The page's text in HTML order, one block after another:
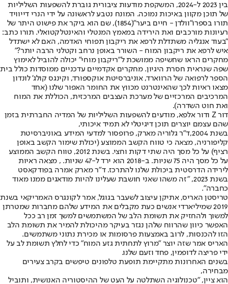
בין 2023 ל-2024, המשקפת מודעות ציבורית גוברת להשפעות השליליות
של תוכן מקוון באיכות נמוכה. המונח נטבע לראשונה על ידי הנרי דייוויד
תורו בספרו"וולדן - חיים ביער"
(1854), שם הוא ביקר את פישוט היתר של
רעיונות מורכבים ואת הירידה במאמץ המנטלי והאינטלקטואלי. תורו כתב:
"בעוד אנגליה משתדלת לרפא את ריקבון תפוחי האדמה, האם לא ישתדל
איש לרפא את ריקבון המוח - השורר באופן נרחב וקטלני הרבה יותר?"
מחקרים הראו שחשיפה ממושכת ל"ריקבון מוחי" יכולה להוביל לאימוץ
שפה שנראית חסרת היגיון. מחקרים אקדמיים עדכניים ממוסדות כולל בית
הספר לרפואה של הרווארד, אוניברסיטת אוקספורד, וקינגס קולג' לונדון
מצאו ראיות לכך שהאינטרנט מכווץ את החומר האפור שלנו (אחד
המרכיבים המרכזיים של מערכת העצבים המרכזית, הכוללת את המוח
ואת חוט השדרה).
דור Z ודור אלפא, מודעים להשפעות השליליות של המדיה החברתית בזמן
שהם עצמם יוצרים תוכן דיגיטלי לא תמיד איכותי,
בשנת 2004,
ד"ר גלוריה מארק, פרופסור למדעי המידע באוניברסיטת
קליפורניה, מצאה כי טווח הקשב הממוצע (יכולת שימור הקשב באופן
רציף) על כל מסך היה שתי דקות וחצי. בשנת 2012, טווח הקשב הממוצע
על כל מסך היה 75 שניות. ב-2018 הוא ירד ל-47 שניות. , מצאה ראיות
לירידה הדרסטית ביכולת שלנו להתרכז. ד"ר מארק אמרה בפודקאסט
בשנת 2023, "זה משהו שאני חושבת שעלינו להיות מודאגים ממנו מאוד
כחברה".
טריסטן האריס, אתיקן עיצוב לשעבר בגוגל, אמר לקונגרס האמריקאי בשנת
2019 שמיליארדי אנשים כעת מקבלים את המידע שלהם מחברות שמטרתן
למשוך ולהחזיק את תשומת הלב של המשתמשים למשך זמן רב ככל
האפשר כיוון שהרווח שלהן נגזר בעיקר מהיכולת להמיר את תשומת הלב
הזו להכנסות, לרוב באמצעות פרסומות או מכירת נתוני משתמשים.
האריס אמר שזה יוצר "מרוץ לתחתית גזע המוח" כדי לחלץ תשומת לב על
ידי פריצה לדופמין, פחד וזעם שלנו.
בשנים האחרונות מתקיימת תופעת טלפונים טיפשים בקרב צעירים
מבחירה,
הוא ציין, "טכנולוגיה השתלטה על העט של ההיסטוריה האנושית, ותוביל